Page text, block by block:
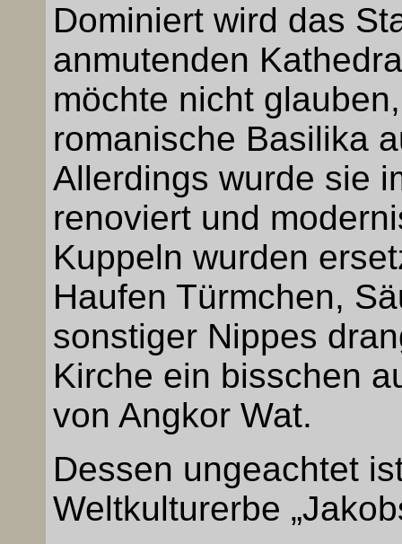
Dominiert wird das
anmutenden
möchte nicht
romanische Basilika
Allerdings wurde sie
renoviert und
Kuppeln wurden
Haufen Türmchen,
sonstiger Nippes
Kirche ein bisschen
von Angkor Wat.
Dessen ungeachtet
Weltkulturerbe